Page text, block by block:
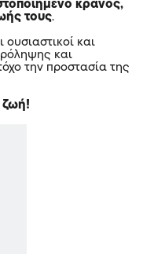
κράνος,
τους.
και
και
την προστασία της
ζωή!